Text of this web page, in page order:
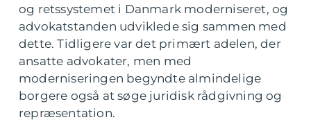
og retssystemet i Danmark moderniseret, og
advokatstanden udviklede sig sammen med
dette. Tidligere var det primært adelen, der
ansatte advokater, men med
moderniseringen begyndte almindelige
borgere også at søge juridisk rådgivning og
repræsentation.